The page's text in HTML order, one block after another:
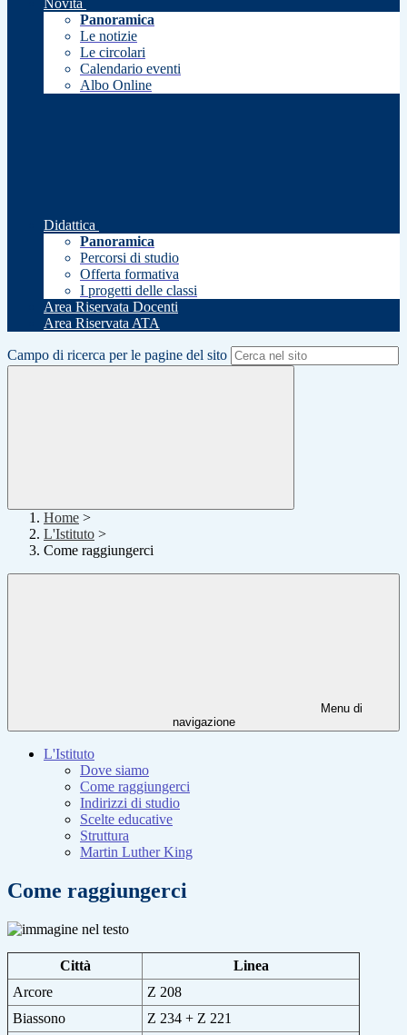
Novità
Panoramica
Le notizie
Le circolari
Calendario eventi
Albo Online
Didattica
Panoramica
Percorsi di studio
Offerta formativa
I progetti delle classi
Area Riservata Docenti
Area Riservata ATA
Campo di ricerca per le pagine del sito
Home >
L'Istituto >
Come raggiungerci
Menu di
navigazione
L'Istituto
Dove siamo
Come raggiungerci
Indirizzi di studio
Scelte educative
Struttura
Martin Luther King
Come raggiungerci
Città
Linea
Arcore
Z 208
Biassono
Z 234 + Z 221